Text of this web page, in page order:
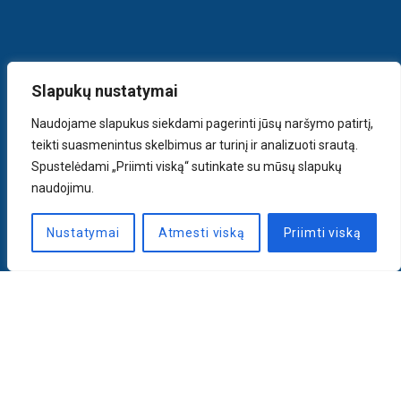
Slapukų nustatymai
Naudojame slapukus siekdami pagerinti jūsų naršymo patirtį,
teikti suasmenintus skelbimus ar turinį ir analizuoti srautą.
Spustelėdami „Priimti viską“ sutinkate su mūsų slapukų
naudojimu.
Nustatymai Atmesti viską Priimti viską